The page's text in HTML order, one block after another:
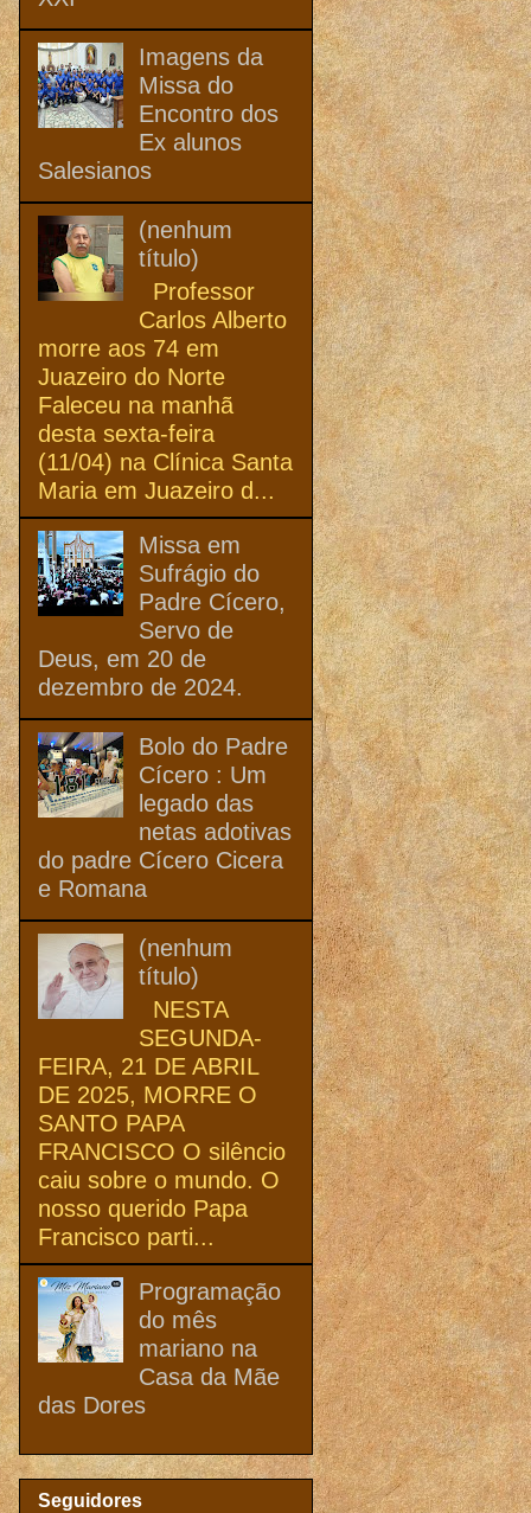
Imagens da
Missa do
Encontro dos
Ex alunos
Salesianos
(nenhum
título)
Professor
Carlos Alberto
morre aos 74 em
Juazeiro do Norte
Faleceu na manhã
desta sexta-feira
(11/04) na Clínica Santa
Maria em Juazeiro d...
Missa em
Sufrágio do
Padre Cícero,
Servo de
Deus, em 20 de
dezembro de 2024.
Bolo do Padre
Cícero : Um
legado das
netas adotivas
do padre Cícero Cicera
e Romana
(nenhum
título)
NESTA
SEGUNDA-
FEIRA, 21 DE ABRIL
DE 2025, MORRE O
SANTO PAPA
FRANCISCO O silêncio
caiu sobre o mundo. O
nosso querido Papa
Francisco parti...
Programação
do mês
mariano na
Casa da Mãe
das Dores
Seguidores